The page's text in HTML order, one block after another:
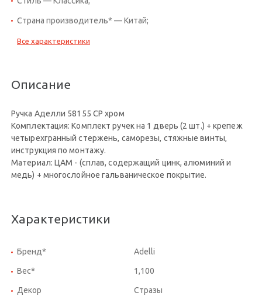
Страна производитель* — Китай;
Все характеристики
Описание
Ручка Аделли 58155 CP хром
Комплектация: Комплект ручек на 1 дверь (2 шт.) + крепеж
четырехгранный стержень, саморезы, стяжные винты,
инструкция по монтажу.
Материал: ЦАМ - (сплав, содержащий цинк, алюминий и
медь) + многослойное гальваническое покрытие.
Характеристики
Бренд* Adelli
Вес* 1,100
Декор Стразы